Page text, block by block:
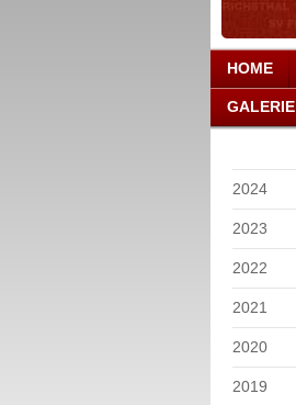
HOME
GALERIE
2024
2023
2022
2021
2020
2019